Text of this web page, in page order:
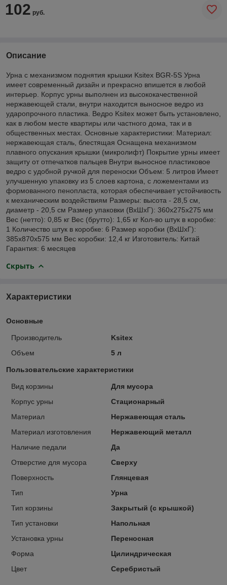
102 руб.
Описание
Урна с механизмом поднятия крышки Ksitex BGR-5S Урна
имеет современный дизайн и прекрасно впишется в любой
интерьер. Корпус урны выполнен из высококачественной
нержавеющей стали, внутри находится выносное ведро из
ударопрочного пластика. Ведро Ksitex может быть установлено,
как в любом месте квартиры или частного дома, так и в
общественных местах. Основные характеристики: Материал:
нержавеющая сталь, блестящая Оснащена механизмом
плавного опускания крышки (микролифт) Покрытие урны имеет
защиту от отпечатков пальцев Внутри выносное пластиковое
ведро с удобной ручкой для переноски Объем: 5 литров Имеет
улучшенную упаковку из 5 слоев картона, с ложементами из
формованного пенопласта, которая обеспечивает устойчивость
к механическим воздействиям Размеры: высота - 28,5 см,
диаметр - 20,5 см Размер упаковки (ВхШхГ): 360х275х275 мм
Вес (нетто): 0,85 кг Вес (брутто): 1,65 кг Кол-во штук в коробке:
1 Количество штук в коробке: 6 Размер коробки (ВхШхГ):
385х870х575 мм Вес коробки: 12,4 кг Изготовитель: Китай
Гарантия: 6 месяцев
Скрыть
Характеристики
Основные
Производитель
Ksitex
Объем
5 л
Пользовательские характеристики
Вид корзины
Для мусора
Корпус урны
Стационарный
Материал
Нержавеющая сталь
Материал изготовления
Нержавеющий металл
Наличие педали
Да
Отверстие для мусора
Сверху
Поверхность
Глянцевая
Тип
Урна
Тип корзины
Закрытый (с крышкой)
Тип установки
Напольная
Установка урны
Переносная
Форма
Цилиндрическая
Цвет
Серебристый